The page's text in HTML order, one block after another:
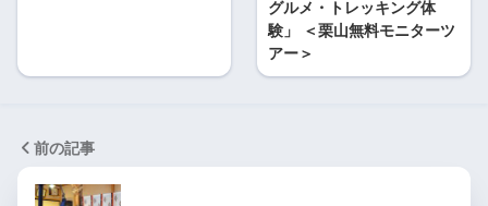
グルメ・トレッキング体
験」 ＜栗山無料モニターツ
アー＞
前の記事